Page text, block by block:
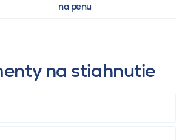
na penu
na stiahnutie